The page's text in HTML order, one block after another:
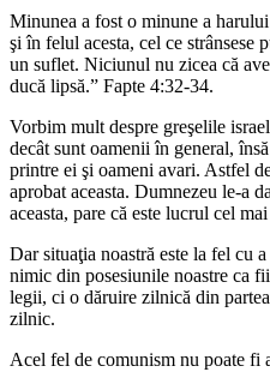
Minunea a fost o minune a
şi în felul acesta, cel ce strânsese
un suflet. Niciunul nu zicea că
ducă lipsă.” Fapte 4:32-34.
Vorbim mult despre greşelile
decât sunt oamenii în general,
printre ei şi oameni avari. Astfel
aprobat aceasta. Dumnezeu le-a
aceasta, pare că este lucrul cel
Dar situaţia noastră este la fel cu
nimic din posesiunile noastre ca
legii, ci o dăruire zilnică din
zilnic.
Acel fel de comunism nu poate fi